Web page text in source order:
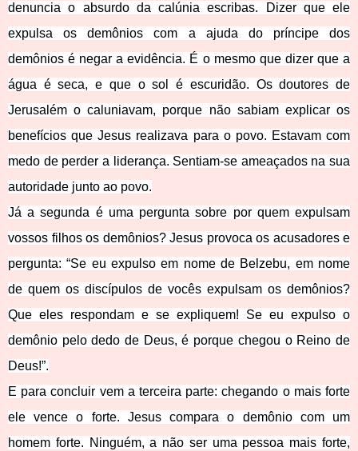
denuncia o absurdo da calúnia escribas. Dizer que ele
expulsa os demônios com a ajuda do príncipe dos
demônios é negar a evidência. É o mesmo que dizer que a
água é seca, e que o sol é escuridão. Os doutores de
Jerusalém o caluniavam, porque não sabiam explicar os
benefícios que Jesus realizava para o povo. Estavam com
medo de perder a liderança. Sentiam-se ameaçados na sua
autoridade junto ao povo.
Já a segunda é uma pergunta sobre por quem expulsam
vossos filhos os demônios? Jesus provoca os acusadores e
pergunta: “Se eu expulso em nome de Belzebu, em nome
de quem os discípulos de vocês expulsam os demônios?
Que eles respondam e se expliquem! Se eu expulso o
demônio pelo dedo de Deus, é porque chegou o Reino de
Deus!”.
E para concluir vem a terceira parte: chegando o mais forte
ele vence o forte. Jesus compara o demônio com um
homem forte. Ninguém, a não ser uma pessoa mais forte,